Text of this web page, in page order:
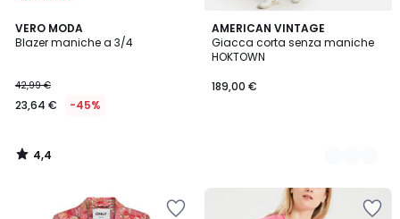
VERO MODA
Blazer maniche a 3/4
42,99 €
23,64 € -45%
4,4
/ 5
4,4
/
AMERICAN VINTAGE
Giacca corta senza maniche
HOKTOWN
189,00 €
4
Colori